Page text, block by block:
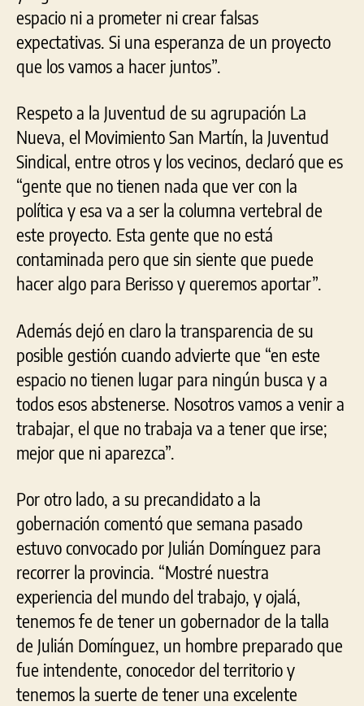
espacio ni a prometer ni crear falsas
expectativas. Si una esperanza de un proyecto
que los vamos a hacer juntos”.
Respeto a la Juventud de su agrupación La
Nueva, el Movimiento San Martín, la Juventud
Sindical, entre otros y los vecinos, declaró que es
“gente que no tienen nada que ver con la
política y esa va a ser la columna vertebral de
este proyecto. Esta gente que no está
contaminada pero que sin siente que puede
hacer algo para Berisso y queremos aportar”.
Además dejó en claro la transparencia de su
posible gestión cuando advierte que “en este
espacio no tienen lugar para ningún busca y a
todos esos abstenerse. Nosotros vamos a venir a
trabajar, el que no trabaja va a tener que irse;
mejor que ni aparezca”.
Por otro lado, a su precandidato a la
gobernación comentó que semana pasado
estuvo convocado por Julián Domínguez para
recorrer la provincia. “Mostré nuestra
experiencia del mundo del trabajo, y ojalá,
tenemos fe de tener un gobernador de la talla
de Julián Domínguez, un hombre preparado que
fue intendente, conocedor del territorio y
tenemos la suerte de tener una excelente